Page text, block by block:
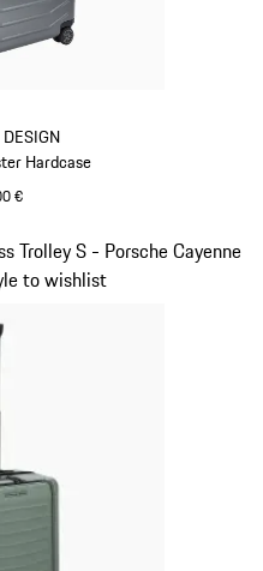
Hardcase
€
Trolley S - Porsche Cayenne
to wishlist